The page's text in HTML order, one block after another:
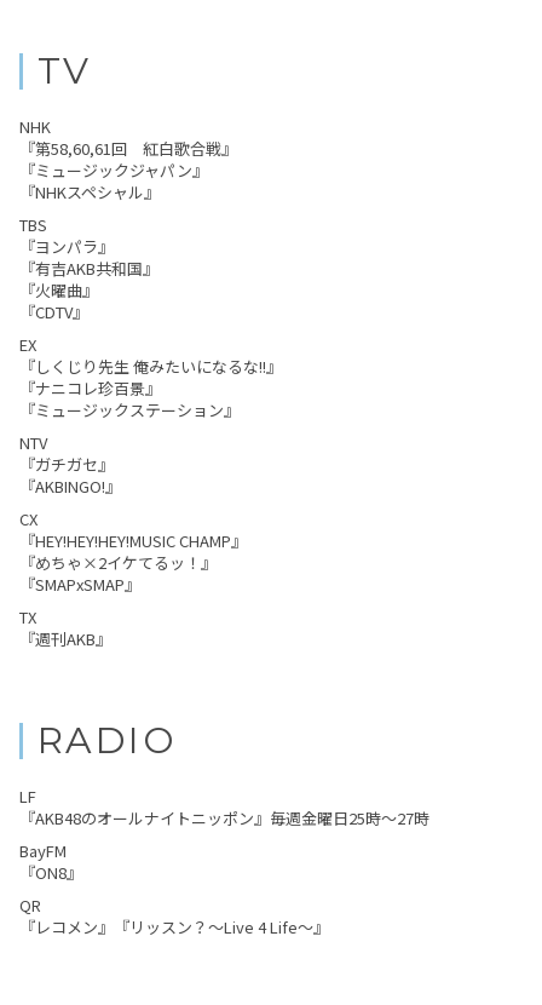
TV
NHK
『第58,60,61回 紅白歌合戦』
『ミュージックジャパン』
『NHKスペシャル』
TBS
『ヨンパラ』
『有吉AKB共和国』
『火曜曲』
『CDTV』
EX
『しくじり先生 俺みたいになるな!!』
『ナニコレ珍百景』
『ミュージックステーション』
NTV
『ガチガセ』
『AKBINGO!』
CX
『HEY!HEY!HEY!MUSIC CHAMP』
『めちゃ×2イケてるッ！』
『SMAPxSMAP』
TX
『週刊AKB』
RADIO
LF
『AKB48のオールナイトニッポン』毎週金曜日25時～27時
BayFM
『ON8』
QR
『レコメン』『リッスン？～Live 4 Life～』